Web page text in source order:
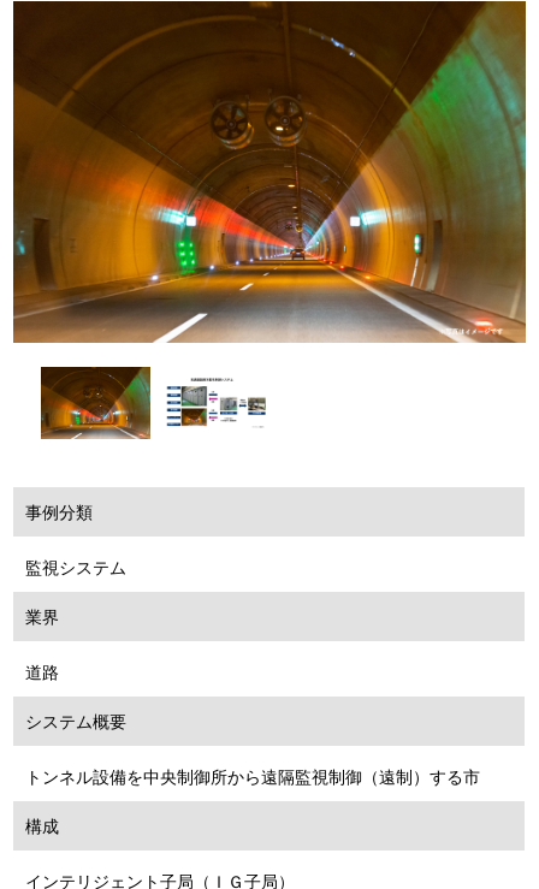
事例分類
監視システム
業界
道路
システム概要
トンネル設備を中央制御所から遠隔監視制御（遠制）する市
構成
インテリジェント子局（ＩＧ子局）